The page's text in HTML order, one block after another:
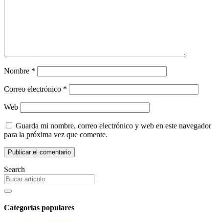
Nombre *
Correo electrónico *
Web
Guarda mi nombre, correo electrónico y web en este navegador
para la próxima vez que comente.
Search
Categorías populares